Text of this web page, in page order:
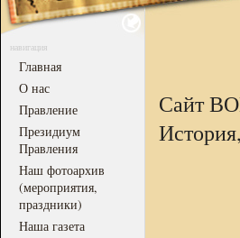
навигация
Главная
О нас
Правление
Президиум
Правления
Наш фотоархив
(мероприятия,
праздники)
Наша газета
Сайт